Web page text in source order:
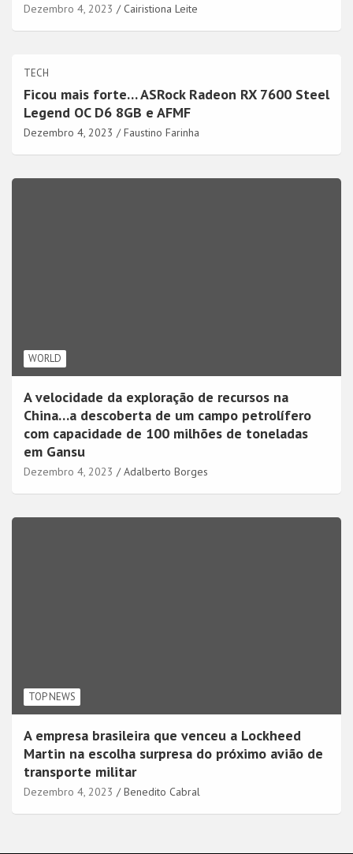
Dezembro 4, 2023 Cairistiona Leite
TECH
Ficou mais forte… ASRock Radeon RX 7600 Steel
Legend OC D6 8GB e AFMF
Dezembro 4, 2023 Faustino Farinha
WORLD
A velocidade da exploração de recursos na
China…a descoberta de um campo petrolífero
com capacidade de 100 milhões de toneladas
em Gansu
Dezembro 4, 2023 Adalberto Borges
TOP NEWS
A empresa brasileira que venceu a Lockheed
Martin na escolha surpresa do próximo avião de
transporte militar
Dezembro 4, 2023 Benedito Cabral